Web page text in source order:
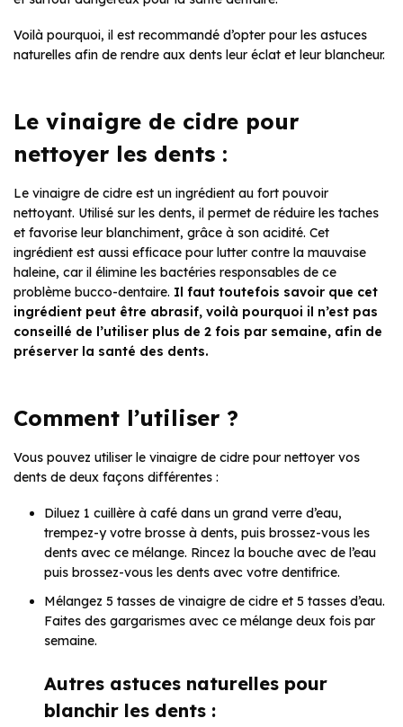
Voilà pourquoi, il est recommandé d’opter pour les astuces
naturelles afin de rendre aux dents leur éclat et leur blancheur.
Le vinaigre de cidre pour
nettoyer les dents :
Le vinaigre de cidre est un ingrédient au fort pouvoir
nettoyant. Utilisé sur les dents, il permet de réduire les taches
et favorise leur blanchiment, grâce à son acidité. Cet
ingrédient est aussi efficace pour lutter contre la mauvaise
haleine, car il élimine les bactéries responsables de ce
problème bucco-dentaire. Il faut toutefois savoir que cet
ingrédient peut être abrasif, voilà pourquoi il n’est pas
conseillé de l’utiliser plus de 2 fois par semaine, afin de
préserver la santé des dents.
Comment l’utiliser ?
Vous pouvez utiliser le vinaigre de cidre pour nettoyer vos
dents de deux façons différentes :
Diluez 1 cuillère à café dans un grand verre d’eau,
trempez-y votre brosse à dents, puis brossez-vous les
dents avec ce mélange. Rincez la bouche avec de l’eau
puis brossez-vous les dents avec votre dentifrice.
Mélangez 5 tasses de vinaigre de cidre et 5 tasses d’eau.
Faites des gargarismes avec ce mélange deux fois par
semaine.
Autres astuces naturelles pour
blanchir les dents :